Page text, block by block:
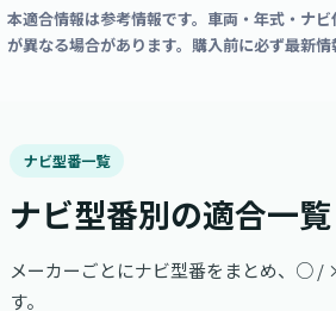
本適合情報は参考情報です。車両・年式・ナ
が異なる場合があります。購入前に必ず最新情
ナビ型番一覧
ナビ型番別の適合一覧
メーカーごとにナビ型番をまとめ、○ /
す。